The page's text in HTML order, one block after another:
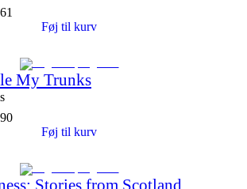
Føj til kurv
My Trunks
Føj til kurv